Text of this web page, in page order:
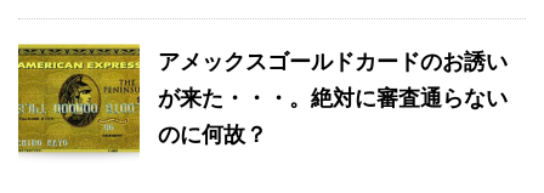
アメックスゴールドカードのお誘い
が来た・・・。絶対に審査通らない
のに何故？